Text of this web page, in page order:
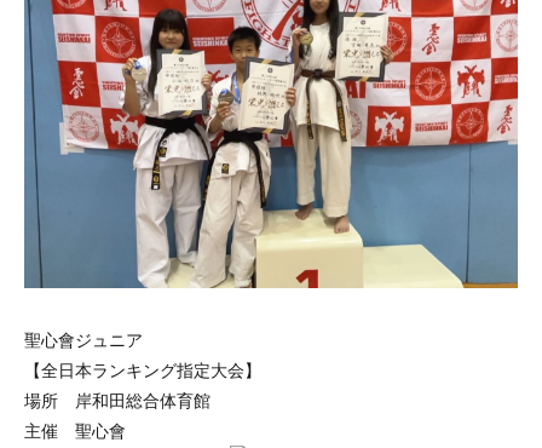
聖心會ジュニア
【全日本ランキング指定大会】
場所 岸和田総合体育館
主催 聖心會